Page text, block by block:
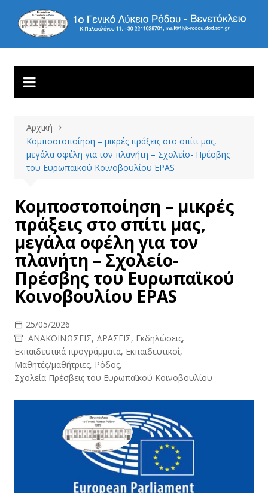
1ο ΓΕΝΙΚΟ ΛΥΚΕΙΟ
ΡΟΔΟΥ
Βενετόκλειο
Αρχική
Κομποστοποίηση – μικρές πράξεις στο σπίτι μας,
μεγάλα οφέλη για τον πλανήτη – Σχολείο- Πρέσβης
του Ευρωπαϊκού Κοινοβουλίου EPAS
Κομποστοποίηση – μικρές
πράξεις στο σπίτι μας,
μεγάλα οφέλη για τον
πλανήτη – Σχολείο-
Πρέσβης του Ευρωπαϊκού
Κοινοβουλίου EPAS
25/05/2026
ΑΝΑΚΟΙΝΩΣΕΙΣ, ΔΡΑΣΕΙΣ, Εκδηλώσεις,
Εκπαιδευτικά προγράμματα, Εκπαιδευτικοί,
Μαθητές/μαθήτριες, Ρόδος,
Σχολεία Πρέσβεις του Ευρωπαϊκού Κοινοβουλίου